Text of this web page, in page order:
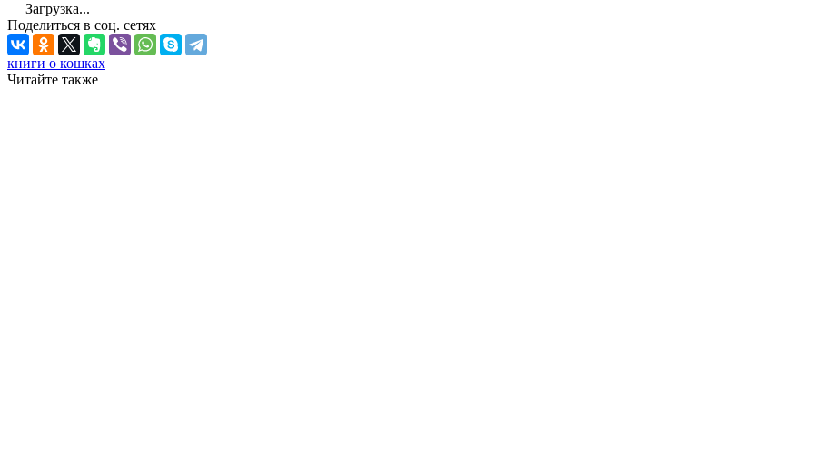
Загрузка...
Поделиться в соц. сетях
книги о кошках
Читайте также